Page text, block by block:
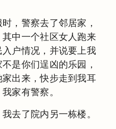
，警察去了邻居家，
中一个社区女人跑来
户情况，并说要上我
是你们逞凶的乐园，
出来，快步走到我耳
家有警察。
去了院内另一栋楼。